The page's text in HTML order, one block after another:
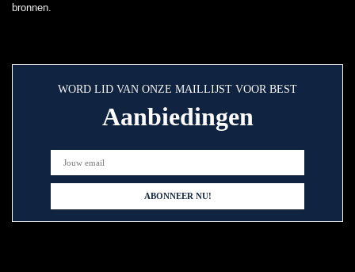
bronnen.
WORD LID VAN ONZE MAILLIJST VOOR BEST
Aanbiedingen